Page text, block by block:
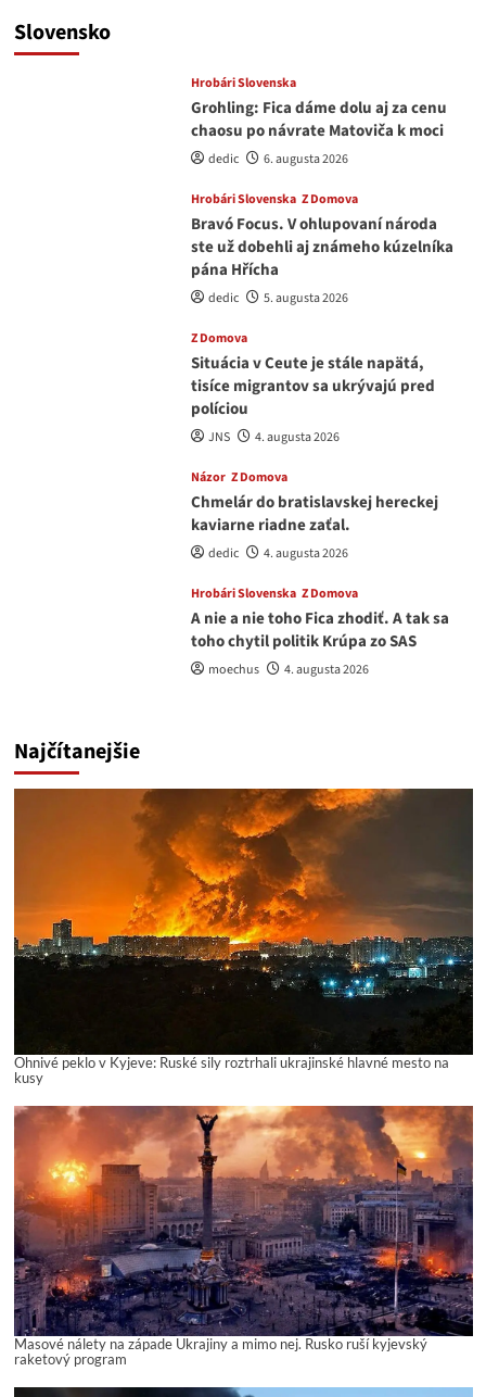
Slovensko
Hrobári Slovenska
Grohling: Fica dáme dolu aj za cenu
chaosu po návrate Matoviča k moci
dedic 6. augusta 2026
Hrobári Slovenska Z Domova
Bravó Focus. V ohlupovaní národa
ste už dobehli aj známeho kúzelníka
pána Hřícha
dedic 5. augusta 2026
Z Domova
Situácia v Ceute je stále napätá,
tisíce migrantov sa ukrývajú pred
políciou
JNS 4. augusta 2026
Názor Z Domova
Chmelár do bratislavskej hereckej
kaviarne riadne zaťal.
dedic 4. augusta 2026
Hrobári Slovenska Z Domova
A nie a nie toho Fica zhodiť. A tak sa
toho chytil politik Krúpa zo SAS
moechus 4. augusta 2026
Najčítanejšie
Ohnivé peklo v Kyjeve: Ruské sily roztrhali ukrajinské hlavné mesto na
kusy
Masové nálety na západe Ukrajiny a mimo nej. Rusko ruší kyjevský
raketový program